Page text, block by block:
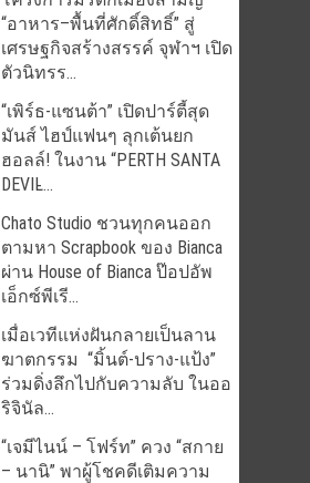
“อาหาร–พื้นที่ศักดิ์สิทธิ์” สู่
เศรษฐกิจสร้างสรรค์ จุฬาฯ เปิด
ตัวนิทรร...
“เพิร์ธ-แซนต้า” เปิดปาร์ตี้สุด
มันส์ ไฮป์แฟนๆ ลุกเต้นยก
ฮอลล์! ในงาน “PERTH SANTA
DEVIL̵...
Chato Studio ชวนทุกคนออก
ตามหา Scrapbook ของ Bianca
ผ่าน House of Bianca ป๊อปอัพ
เอ็กซ์พีเรี...
เมื่อเวทีแห่งฝันกลายเป็นลาน
ฆาตกรรม “มิ้นต์-ปราง-แป้ง”
ร่วมดิ่งลึกไปกับความลับ ในออ
ริจินัล...
“เจมีไนน์ – โฟร์ท” ควง “สกาย
– นานิ” พาผู้โชคดีเติมความ